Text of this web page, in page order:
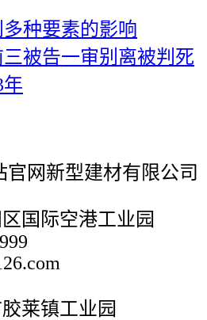
多种要素的影响
三被告一审别离被判死
官网新型建材有限公司
国际空港工业园
莱镇工业园